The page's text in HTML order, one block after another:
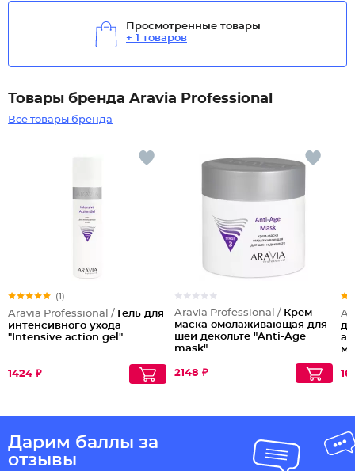
Просмотренные товары
+ 1 товаров
Товары бренда Aravia Professional
Все товары бренда
(1)
Aravia Professional / Гель для
интенсивного ухода
"Intensive action gel"
1424 ₽
Aravia Professional / Крем-
маска омолаживающая для
шеи декольте "Anti-Age
mask"
2148 ₽
Дарим баллы за
отзывы